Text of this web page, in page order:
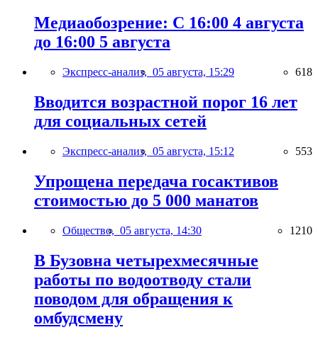
Медиаобозрение: С 16:00 4 августа
до 16:00 5 августа
Экспресс-анализ, 05 августа, 15:29 618
Вводится возрастной порог 16 лет
для социальных сетей
Экспресс-анализ, 05 августа, 15:12 553
Упрощена передача госактивов
стоимостью до 5 000 манатов
Общество, 05 августа, 14:30 1210
В Бузовна четырехмесячные
работы по водоотводу стали
поводом для обращения к
омбудсмену